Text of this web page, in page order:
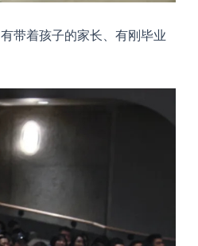
有带着孩子的家长、有刚毕业